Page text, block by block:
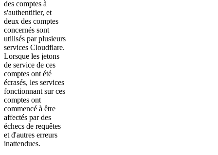
des comptes à
s'authentifier, et
deux des comptes
concernés sont
utilisés par plusieurs
services Cloudflare.
Lorsque les jetons
de service de ces
comptes ont été
écrasés, les services
fonctionnant sur ces
comptes ont
commencé à être
affectés par des
échecs de requêtes
et d'autres erreurs
inattendues.